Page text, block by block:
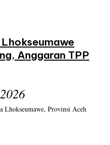
Anggaran TPP
Lhokseumawe, Provinsi Aceh